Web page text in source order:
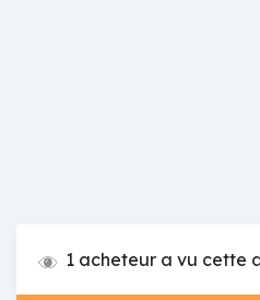
1 acheteur a vu cette